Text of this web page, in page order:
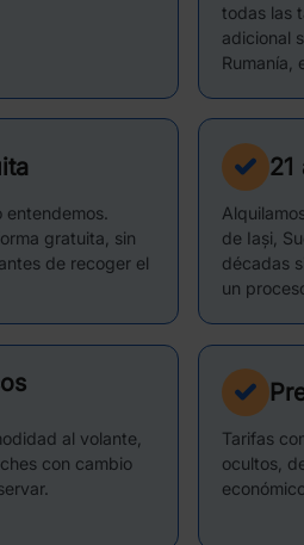
todas las
adicional
Rumanía,
entendemos.
gratuita, sin
de recoger el
21
de Iași,
décadas
un
al volante,
con cambio
Tarifas
ocultos,